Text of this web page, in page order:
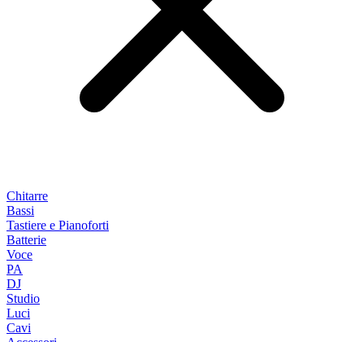
Chitarre
Bassi
Tastiere e Pianoforti
Batterie
Voce
PA
DJ
Studio
Luci
Cavi